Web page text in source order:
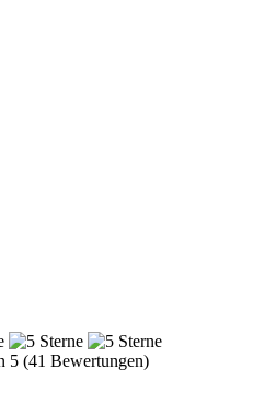
5 (41 Bewertungen)